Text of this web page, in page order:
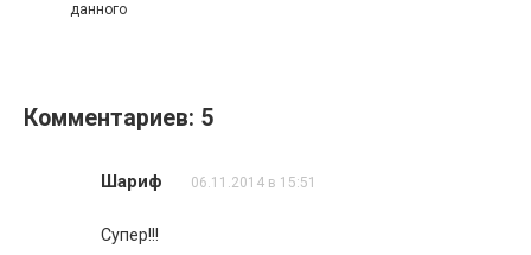
данного
Комментариев: 5
Шариф 06.11.2014 в 15:51
Супер!!!